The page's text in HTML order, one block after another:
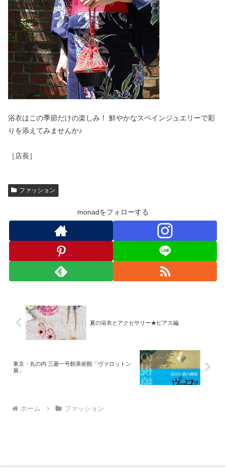
浴衣はこの季節だけの楽しみ！ 鮮やかなスペインジュエリーで彩
りを添えてみませんか♪
［店長］
ファッション
monadをフォローする
夏の浴衣とアクセサリー★ピアス編
東京・丸の内 三菱一号館美術館「ヴァロットン
展」
ホーム ファッション